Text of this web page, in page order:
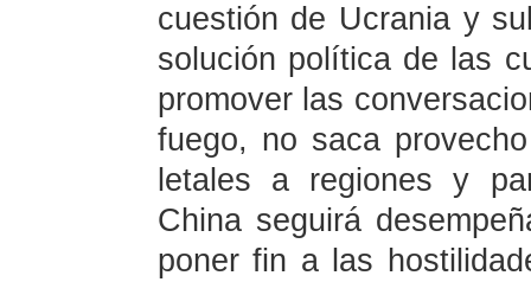
cuestión de Ucrania y
solución política de las
promover las
fuego, no saca
letales a regiones y
China seguirá
poner fin a las